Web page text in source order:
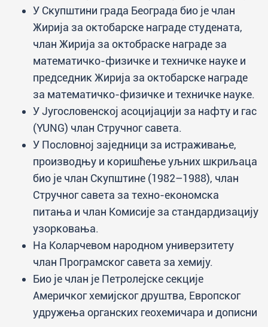
У Скупштини града Београда био је члан
Жирија за октобарске награде студената,
члан Жирија за октобраске награде за
математичко-физичке и техничке науке и
председник Жирија за октобарске награде
за математичко-физичке и техничке науке.
У Југословенској асоцијацији за нафту и гас
(YUNG) члан Стручног савета.
У Пословној заједници за истраживање,
производњу и коришћење уљних шкриљаца
био је члан Скупштине (1982–1988), члан
Стручног савета за техно-економска
питања и члан Комисије за стандардизацију
узорковања.
На Коларчевом народном универзитету
члан Програмског савета за хемију.
Био је члан је Петролејске секције
Америчког хемијског друштва, Европског
удружења органских геохемичара и дописни